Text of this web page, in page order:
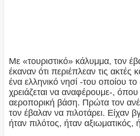
Με «τουριστικό» κάλυμμα, τον
έκαναν ότι περιέπλεαν τις ακτές
ένα ελληνικό νησί -του οποίου
χρειάζεται να αναφέρουμε-,
αεροπορική βάση. Πρώτα τον
τον έβαλαν να πιλοτάρει. Είχαν
ήταν πιλότος, ήταν αξιωματικός,